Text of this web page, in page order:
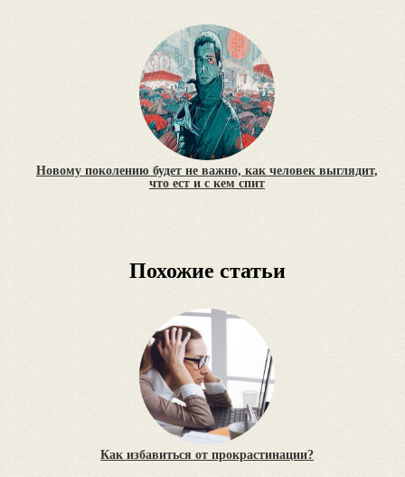
Новому поколению будет не важно, как человек выглядит,
что ест и с кем спит
Похожие статьи
Как избавиться от прокрастинации?